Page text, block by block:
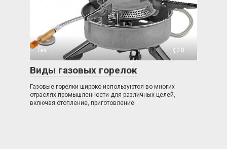
Газ 0
Виды газовых горелок
Газовые горелки широко используются во многих
отраслях промышленности для различных целей,
включая отопление, приготовление